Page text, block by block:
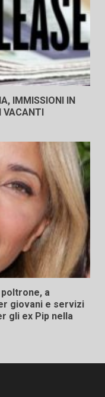
IMMISSIONI IN
VACANTI
poltrone, a
giovani e servizi
gli ex Pip nella